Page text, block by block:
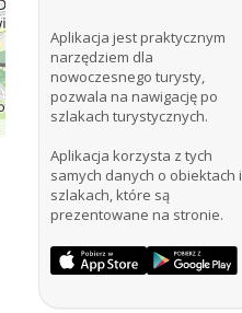
Aplikacja jest praktycznym
narzędziem dla
nowoczesnego turysty,
pozwala na nawigację po
szlakach turystycznych.
Aplikacja korzysta z tych
samych danych o obiektach i
szlakach, które są
prezentowane na stronie.